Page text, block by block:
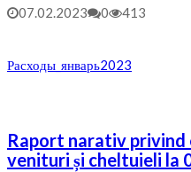
07.02.2023 0 413
Расходы_январь2023
Raport narativ privind
venituri și cheltuieli la